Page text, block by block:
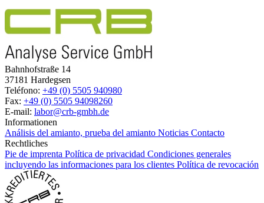
Bahnhofstraße 14
37181 Hardegsen
Teléfono: +49 (0) 5505 940980
Fax: +49 (0) 5505 94098260
E-mail: labor@crb-gmbh.de
Informationen
Análisis del amianto, prueba del amianto Noticias Contacto
Rechtliches
Pie de imprenta Política de privacidad Condiciones generales
incluyendo las informaciones para los clientes Política de revocación